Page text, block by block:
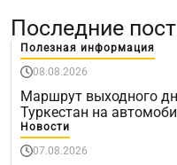
Последние
Полезная информация
08.08.2026
Маршрут выходного
Туркестан на
Новости
07.08.2026